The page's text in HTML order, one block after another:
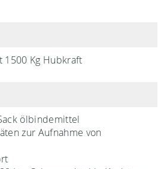
Kg Hubkraft
ölbindemittel
zur Aufnahme von